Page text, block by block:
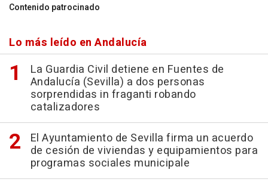
Contenido patrocinado
Lo más leído en Andalucía
La Guardia Civil detiene en Fuentes de
Andalucía (Sevilla) a dos personas
sorprendidas in fraganti robando
catalizadores
El Ayuntamiento de Sevilla firma un acuerdo
de cesión de viviendas y equipamientos para
programas sociales municipale